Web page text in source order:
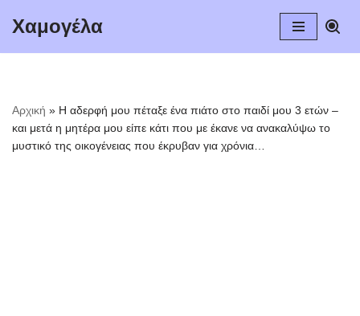
Χαμογέλα
Αρχική » Η αδερφή μου πέταξε ένα πιάτο στο παιδί μου 3 ετών –
και μετά η μητέρα μου είπε κάτι που με έκανε να ανακαλύψω το
μυστικό της οικογένειας που έκρυβαν για χρόνια…